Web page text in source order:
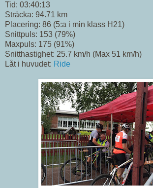
Tid: 03:40:13
Sträcka: 94.71 km
Placering: 86 (5:a i min klass H21)
Snittpuls: 153 (79%)
Maxpuls: 175 (91%)
Snitthastighet: 25.7 km/h (Max 51 km/h)
Låt i huvudet: Ride